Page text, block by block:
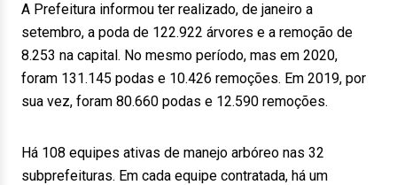
A Prefeitura informou ter realizado, de janeiro a
setembro, a poda de 122.922 árvores e a remoção de
8.253 na capital. No mesmo período, mas em 2020,
foram 131.145 podas e 10.426 remoções. Em 2019, por
sua vez, foram 80.660 podas e 12.590 remoções.
Há 108 equipes ativas de manejo arbóreo nas 32
subprefeituras. Em cada equipe contratada, há um